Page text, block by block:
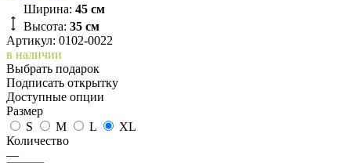
Ширина: 45 см
Высота: 35 см
Артикул: 0102-0022
в наличии
Выбрать подарок
Подписать открытку
Доступные опции
Размер
S
M L
XL
Количество
—